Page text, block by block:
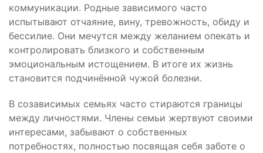
коммуникации. Родные зависимого часто
испытывают отчаяние, вину, тревожность, обиду и
бессилие. Они мечутся между желанием опекать и
контролировать близкого и собственным
эмоциональным истощением. В итоге их жизнь
становится подчинённой чужой болезни.
В созависимых семьях часто стираются границы
между личностями. Члены семьи жертвуют своими
интересами, забывают о собственных
потребностях, полностью посвящая себя заботе о